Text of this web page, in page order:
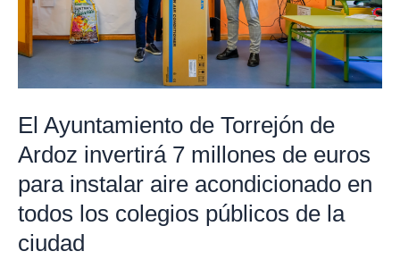
El Ayuntamiento de Torrejón de
Ardoz invertirá 7 millones de euros
para instalar aire acondicionado en
todos los colegios públicos de la
ciudad
invertirá
millones
para
instalar
aire
acondicionado
en
todos